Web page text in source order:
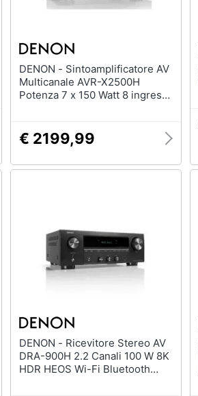
DENON - Sintoamplificatore AV
Multicanale AVR-X2500H
Potenza 7 x 150 Watt 8 ingressi
€ 2199,99
DENON - Ricevitore Stereo AV
DRA-900H 2.2 Canali 100 W 8K
HDR HEOS Wi-Fi Bluetooth